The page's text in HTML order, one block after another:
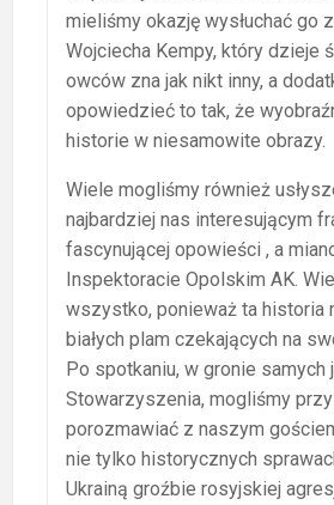
mieliśmy okazję wysłuchać go
Wojciecha Kempy, który dzieje
owców zna jak nikt inny, a
opowiedzieć to tak, że
historie w niesamowite obrazy.
Wiele mogliśmy również
najbardziej nas interesującym
fascynującej opowieści , a
Inspektoracie Opolskim AK.
wszystko, ponieważ ta historia
białych plam czekających na
Po spotkaniu, w gronie samych
Stowarzyszenia, mogliśmy
porozmawiać z naszym
nie tylko historycznych
Ukrainą groźbie rosyjskiej